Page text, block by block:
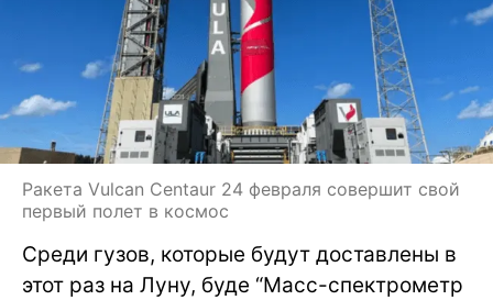
Ракета Vulcan Centaur 24 февраля совершит свой
первый полет в космос
Среди гузов, которые будут доставлены в
этот раз на Луну, буде “Масс-спектрометр